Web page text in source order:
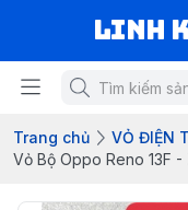
LINH
Trang chủ VỎ ĐIỆN
Vỏ Bộ Oppo Reno 13F